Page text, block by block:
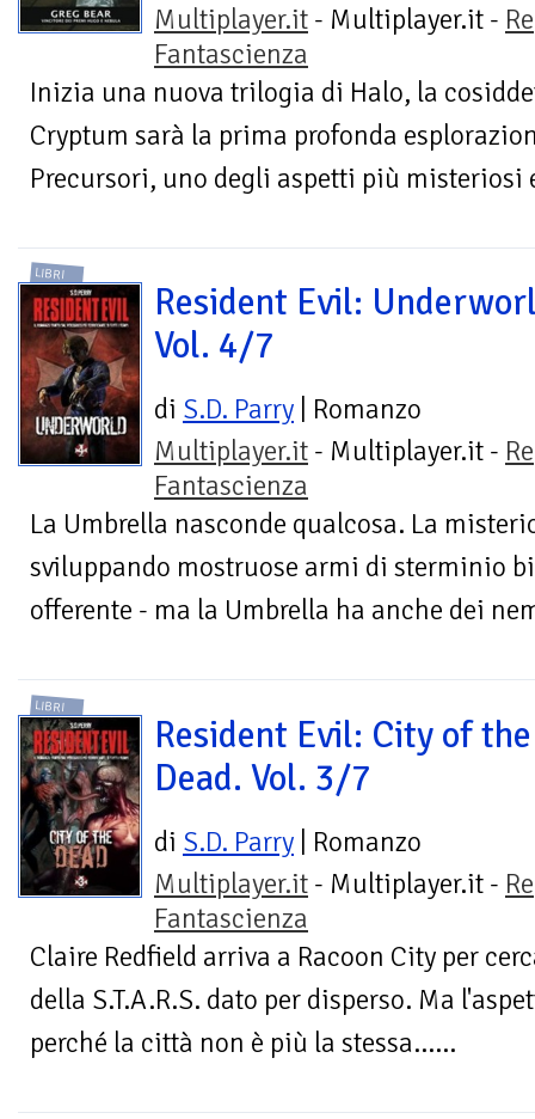
Multiplayer.it - Multiplayer.it -
Fantascienza
Inizia una nuova trilogia di Halo, la
Cryptum sarà la prima profonda
Precursori, uno degli aspetti più misteriosi
LIBRI
Resident Evil:
Vol. 4/7
di S.D. Parry | Romanzo
Multiplayer.it - Multiplayer.it -
Fantascienza
La Umbrella nasconde qualcosa. La
sviluppando mostruose armi di sterminio
offerente - ma la Umbrella ha anche dei
LIBRI
Resident Evil: City of the
Dead. Vol. 3/7
di S.D. Parry | Romanzo
Multiplayer.it - Multiplayer.it -
Fantascienza
Claire Redfield arriva a Racoon City per
della S.T.A.R.S. dato per disperso. Ma
perché la città non è più la stessa......